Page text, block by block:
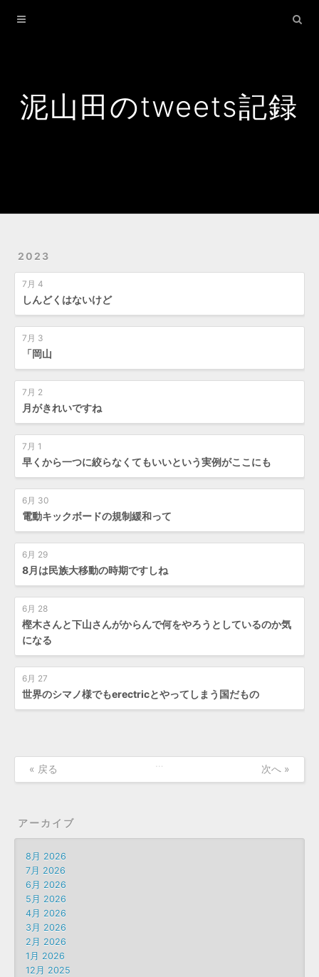
泥山田のtweets記録
2023
7月 4
しんどくはないけど
7月 3
「岡山
7月 2
月がきれいですね
7月 1
早くから一つに絞らなくてもいいという実例がここにも
6月 30
電動キックボードの規制緩和って
6月 29
8月は民族大移動の時期ですしね
6月 28
樫木さんと下山さんがからんで何をやろうとしているのか気
になる
6月 27
世界のシマノ様でもerectricとやってしまう国だもの
« 戻る 次へ »
アーカイブ
8月 2026
7月 2026
6月 2026
5月 2026
4月 2026
3月 2026
2月 2026
1月 2026
12月 2025
Home